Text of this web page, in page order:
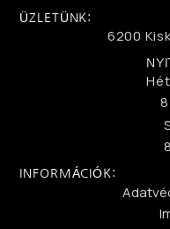
ÜZLETÜNK:
6200
INFORMÁCIÓK: